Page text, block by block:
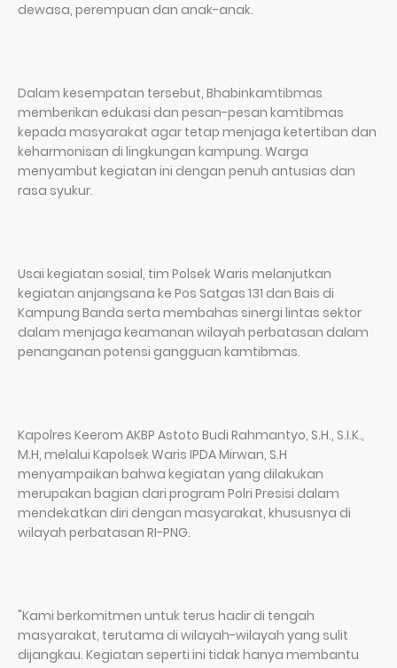
dewasa, perempuan dan anak-anak.
Dalam kesempatan tersebut, Bhabinkamtibmas
memberikan edukasi dan pesan-pesan kamtibmas
kepada masyarakat agar tetap menjaga ketertiban dan
keharmonisan di lingkungan kampung. Warga
menyambut kegiatan ini dengan penuh antusias dan
rasa syukur.
Usai kegiatan sosial, tim Polsek Waris melanjutkan
kegiatan anjangsana ke Pos Satgas 131 dan Bais di
Kampung Banda serta membahas sinergi lintas sektor
dalam menjaga keamanan wilayah perbatasan dalam
penanganan potensi gangguan kamtibmas.
Kapolres Keerom AKBP Astoto Budi Rahmantyo, S.H., S.I.K.,
M.H, melalui Kapolsek Waris IPDA Mirwan, S.H
menyampaikan bahwa kegiatan yang dilakukan
merupakan bagian dari program Polri Presisi dalam
mendekatkan diri dengan masyarakat, khususnya di
wilayah perbatasan RI-PNG.
"Kami berkomitmen untuk terus hadir di tengah
masyarakat, terutama di wilayah-wilayah yang sulit
dijangkau. Kegiatan seperti ini tidak hanya membantu